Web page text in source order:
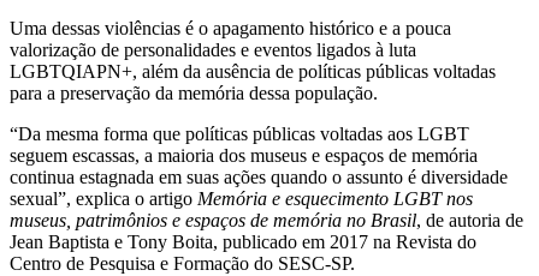
Uma dessas violências é o apagamento histórico e a pouca
valorização de personalidades e eventos ligados à luta
LGBTQIAPN+, além da ausência de políticas públicas voltadas
para a preservação da memória dessa população.
“Da mesma forma que políticas públicas voltadas aos LGBT
seguem escassas, a maioria dos museus e espaços de memória
continua estagnada em suas ações quando o assunto é diversidade
sexual”, explica o artigo Memória e esquecimento LGBT nos
museus, patrimônios e espaços de memória no Brasil, de autoria de
Jean Baptista e Tony Boita, publicado em 2017 na Revista do
Centro de Pesquisa e Formação do SESC-SP.